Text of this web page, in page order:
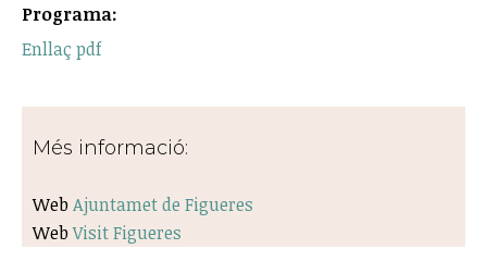
Programa:
Enllaç pdf
Més informació:
Web Ajuntamet de Figueres
WebVisit Figueres